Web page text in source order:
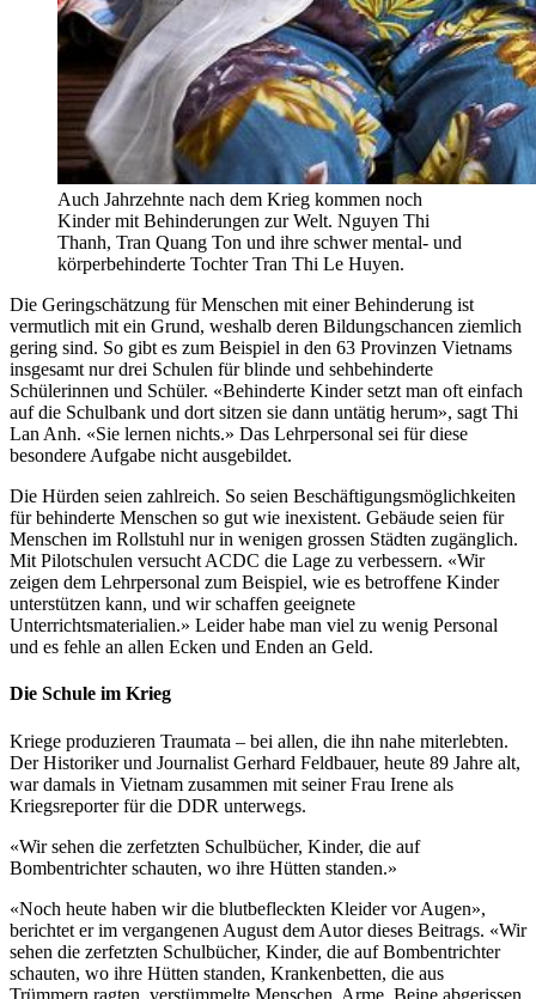
Auch Jahrzehnte nach dem Krieg kommen noch
Kinder mit Behinderungen zur Welt. Nguyen Thi
Thanh, Tran Quang Ton und ihre schwer mental- und
körperbehinderte Tochter Tran Thi Le Huyen.
Die Geringschätzung für Menschen mit einer Behinderung ist
vermutlich mit ein Grund, weshalb deren Bildungschancen ziemlich
gering sind. So gibt es zum Beispiel in den 63 Provinzen Vietnams
insgesamt nur drei Schulen für blinde und sehbehinderte
Schülerinnen und Schüler. «Behinderte Kinder setzt man oft einfach
auf die Schulbank und dort sitzen sie dann untätig herum», sagt Thi
Lan Anh. «Sie lernen nichts.» Das Lehrpersonal sei für diese
besondere Aufgabe nicht ausgebildet.
Die Hürden seien zahlreich. So seien Beschäftigungsmöglichkeiten
für behinderte Menschen so gut wie inexistent. Gebäude seien für
Menschen im Rollstuhl nur in wenigen grossen Städten zugänglich.
Mit Pilotschulen versucht ACDC die Lage zu verbessern. «Wir
zeigen dem Lehrpersonal zum Beispiel, wie es betroffene Kinder
unterstützen kann, und wir schaffen geeignete
Unterrichtsmaterialien.» Leider habe man viel zu wenig Personal
und es fehle an allen Ecken und Enden an Geld.
Die Schule im Krieg
Kriege produzieren Traumata – bei allen, die ihn nahe miterlebten.
Der Historiker und Journalist Gerhard Feldbauer, heute 89 Jahre alt,
war damals in Vietnam zusammen mit seiner Frau Irene als
Kriegsreporter für die DDR unterwegs.
«Wir sehen die zerfetzten Schulbücher, Kinder, die auf
Bombentrichter schauten, wo ihre Hütten standen.»
«Noch heute haben wir die blutbefleckten Kleider vor Augen»,
berichtet er im vergangenen August dem Autor dieses Beitrags. «Wir
sehen die zerfetzten Schulbücher, Kinder, die auf Bombentrichter
schauten, wo ihre Hütten standen, Krankenbetten, die aus
Trümmern ragten, verstümmelte Menschen, Arme, Beine abgerissen,